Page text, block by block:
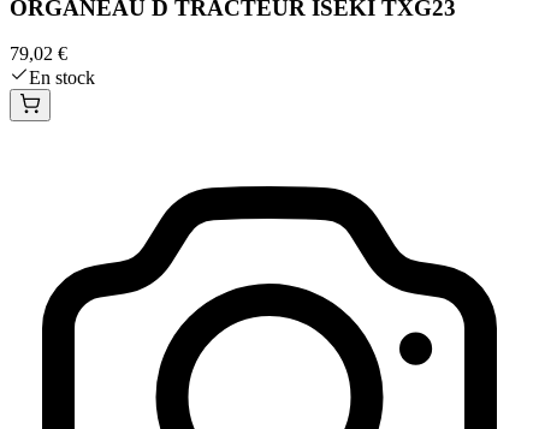
ORGANEAU D TRACTEUR ISEKI TXG23
79,02 €
En stock